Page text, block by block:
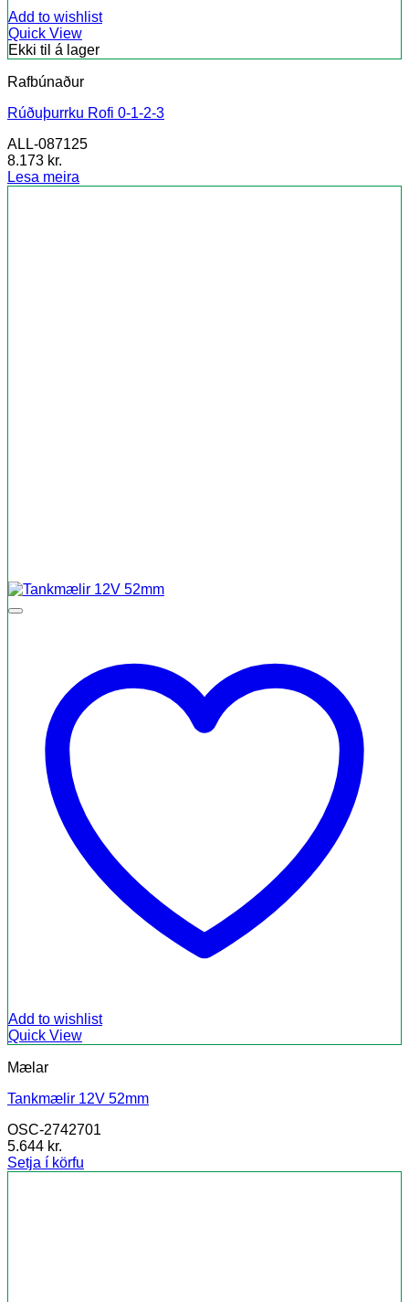
Add to wishlist
Quick View
Ekki til á lager
Rafbúnaður
Rúðuþurrku Rofi 0-1-2-3
ALL-087125
8.173 kr.
Lesa meira
Add to wishlist
Quick View
Mælar
Tankmælir 12V 52mm
OSC-2742701
5.644 kr.
Setja í körfu